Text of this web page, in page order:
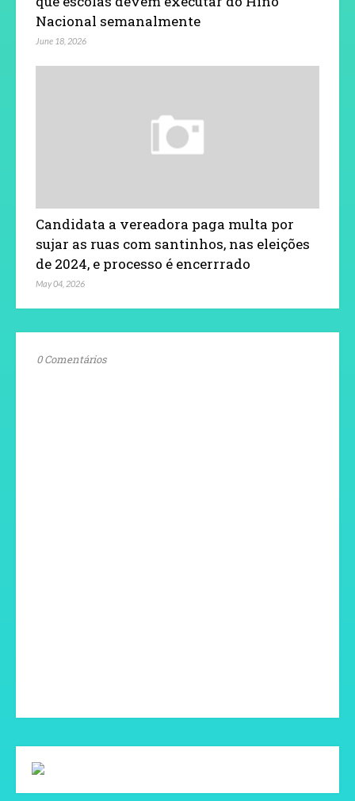
Nacional semanalmente
June 18, 2026
Candidata a vereadora paga multa por
sujar as ruas com santinhos, nas eleições
de 2024, e processo é encerrrado
May 04, 2026
0 Comentários